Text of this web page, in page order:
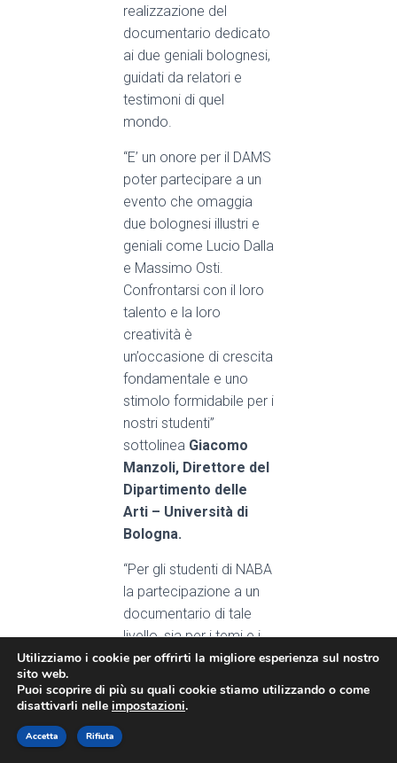
realizzazione del
documentario dedicato
ai due geniali bolognesi,
guidati da relatori e
testimoni di quel
mondo.
“E’ un onore per il DAMS
poter partecipare a un
evento che omaggia
due bolognesi illustri e
geniali come Lucio Dalla
e Massimo Osti.
Confrontarsi con il loro
talento e la loro
creatività è
un’occasione di crescita
fondamentale e uno
stimolo formidabile per i
nostri studenti”
sottolinea Giacomo
Manzoli, Direttore del
Dipartimento delle
Arti – Università di
Bologna.
“Per gli studenti di NABA
la partecipazione a un
documentario di tale
livello, sia per i temi e i
personaggi raccontati,
produzione, ha
Utilizziamo i cookie per offrirti la migliore esperienza sul nostro
sito web.
Puoi scoprire di più su quali cookie stiamo utilizzando o come
disattivarli nelle impostazioni.
Accetta Rifiuta